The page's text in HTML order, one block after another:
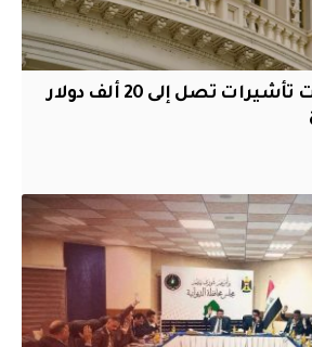
أميركا تقر سندات تأشيرات تصل إلى 20 ألف دولار